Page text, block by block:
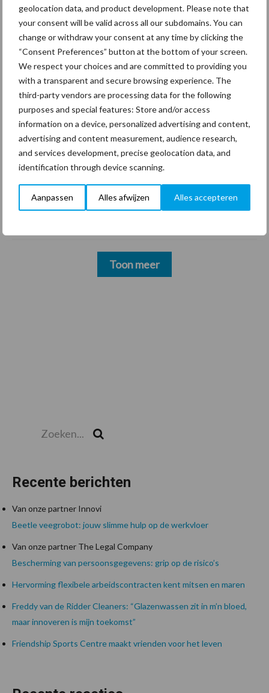
geolocation data, and product development. Please note that
your consent will be valid across all our subdomains. You can
change or withdraw your consent at any time by clicking the
“Consent Preferences” button at the bottom of your screen.
We respect your choices and are committed to providing you
with a transparent and secure browsing experience. The
third-party vendors are processing data for the following
purposes and special features: Store and/or access
information on a device, personalized advertising and content,
advertising and content measurement, audience research,
and services development, precise geolocation data, and
identification through device scanning.
Aanpassen Alles afwijzen Alles accepteren
29 dec
Freddy van de Ridder Cleaners:
“Glazenwassen zit in m’n bloed,
maar innoveren is mijn toekomst”
24 dec
Friendship Sports Centre maakt
vrienden voor het leven
23 dec
Business Apps: breng rust in de
schoonmaakchaos
22 dec
Sportschool Saints & Stars moet
oud-schoonmakers alsnog betalen
Toon meer
Recente berichten
Van onze partner Innovi
Beetle veegrobot: jouw slimme hulp op de werkvloer
Van onze partner The Legal Company
Bescherming van persoonsgegevens: grip op de risico’s
Hervorming flexibele arbeidscontracten kent mitsen en maren
Freddy van de Ridder Cleaners: “Glazenwassen zit in m’n bloed,
maar innoveren is mijn toekomst”
Friendship Sports Centre maakt vrienden voor het leven